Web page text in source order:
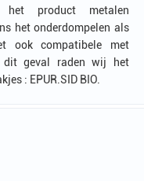
het product metalen
het onderdompelen als
ook compatibele met
dit geval raden wij het
: EPUR.SID BIO.